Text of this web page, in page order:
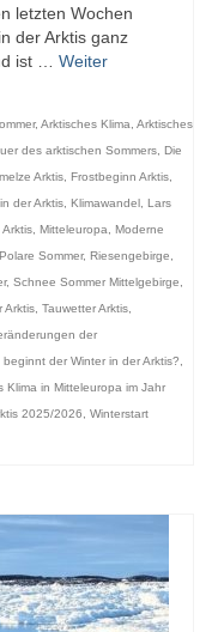
letzten Wochen
der Arktis ganz
ist … Weiter
, Arktisches Klima Arktisches
des arktischen Sommers Die
Arktis Frostbeginn Arktis
der Arktis Klimawandel Lars
Mitteleuropa
Moderne
Polare Sommer, Riesengebirge
, Schnee Sommer Mittelgebirge
Arktis Tauwetter Arktis
der
beginnt der Winter in der Arktis?
Klima in Mitteleuropa im Jahr
2025/2026
Winterstart